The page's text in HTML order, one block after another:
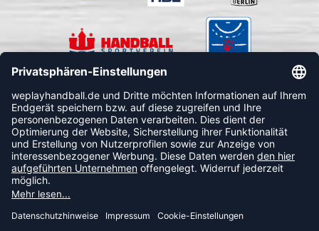
FOLLOW US